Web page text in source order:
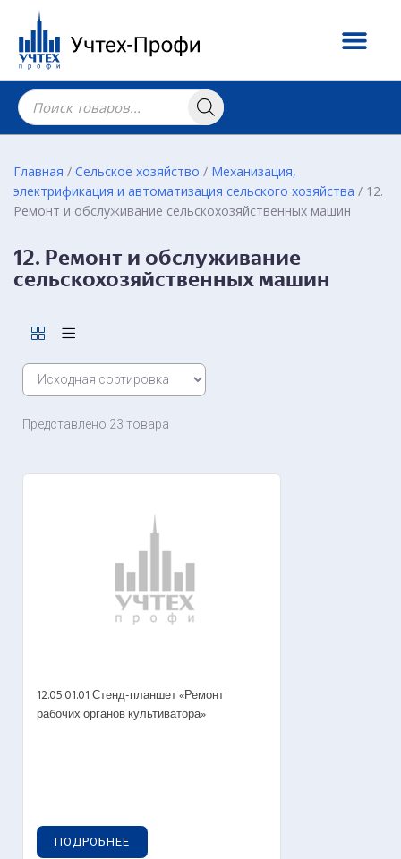
Главная / Сельское хозяйство / Механизация,
электрификация и автоматизация сельского хозяйства / 12.
Ремонт и обслуживание сельскохозяйственных машин
12. Ремонт и обслуживание
сельскохозяйственных машин
Представлено 23 товара
12.05.01.01 Стенд-планшет «Ремонт
рабочих органов культиватора»
ПОДРОБНЕЕ